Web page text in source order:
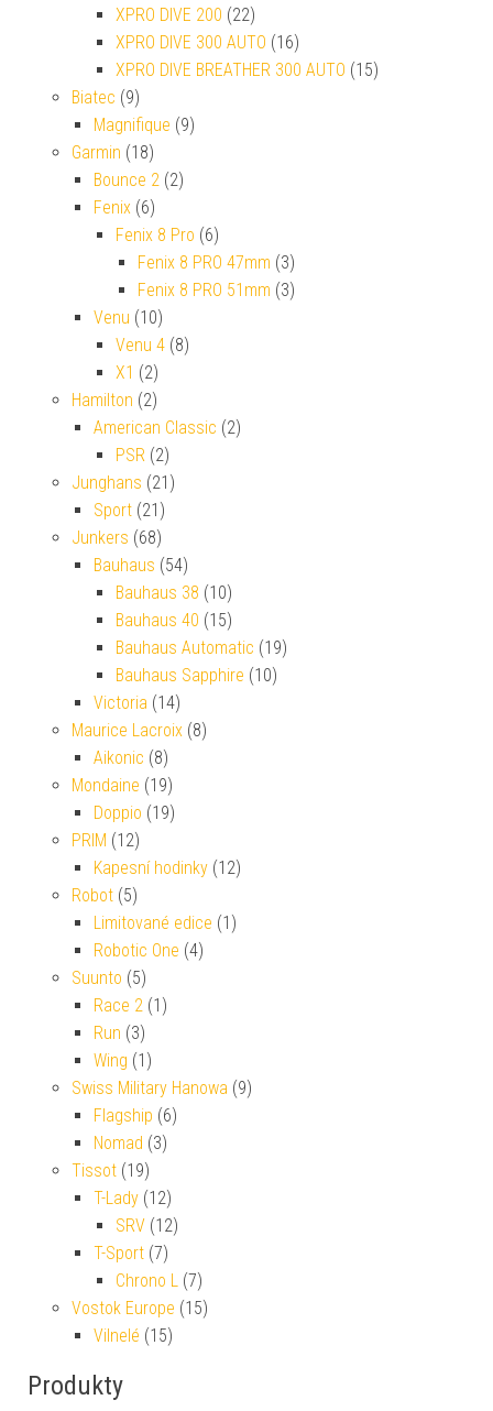
XPRO DIVE 200 (22)
XPRO DIVE 300 AUTO (16)
XPRO DIVE BREATHER 300 AUTO (15)
Biatec (9)
Magnifique (9)
Garmin (18)
Bounce 2 (2)
Fenix (6)
Fenix 8 Pro (6)
Fenix 8 PRO 47mm (3)
Fenix 8 PRO 51mm (3)
Venu (10)
Venu 4 (8)
X1 (2)
Hamilton (2)
American Classic (2)
PSR (2)
Junghans (21)
Sport (21)
Junkers (68)
Bauhaus (54)
Bauhaus 38 (10)
Bauhaus 40 (15)
Bauhaus Automatic (19)
Bauhaus Sapphire (10)
Victoria (14)
Maurice Lacroix (8)
Aikonic (8)
Mondaine (19)
Doppio (19)
PRIM (12)
Kapesní hodinky (12)
Robot (5)
Limitované edice (1)
Robotic One (4)
Suunto (5)
Race 2 (1)
Run (3)
Wing (1)
Swiss Military Hanowa (9)
Flagship (6)
Nomad (3)
Tissot (19)
T-Lady (12)
SRV (12)
T-Sport (7)
Chrono L (7)
Vostok Europe (15)
Vilnelé (15)
Produkty